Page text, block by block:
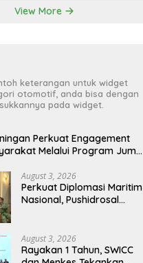
View More
keterangan untuk widget
otomotif, anda bisa dengan
pada widget.
Perkuat Engagement
Melalui Program Jumat
August 3, 2026
Perkuat Diplomasi Maritim
Nasional, Pushidrosal
August 3, 2026
Rayakan 1 Tahun, SWICC